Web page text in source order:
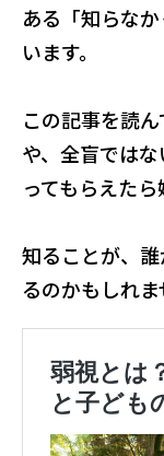
ある「知らな
います。
この記事を読
や、全盲では
ってもらえたら
知ることが、
るのかもしれま